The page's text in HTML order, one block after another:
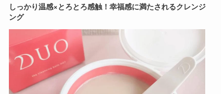
しっかり温感×とろとろ感触！幸福感に満たされるクレンジ
ング